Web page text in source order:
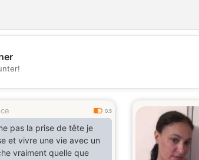
0.5
pas la prise de tête je
et vivre une vie avec un
vraiment quelle que